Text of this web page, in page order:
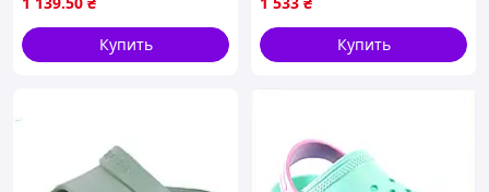
Купить Купить